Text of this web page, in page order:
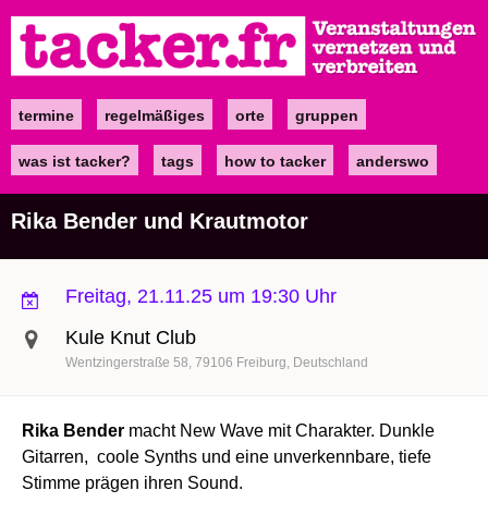
zum
Inhalt
Maintermine regelmäßiges orte gruppen
was ist tacker? tags how to tacker anderswo
Rika Bender und Krautmotor
Freitag, 21.11.25 um 19:30 Uhr
Kule Knut Club
Wentzingerstraße 58 79106 Freiburg Deutschland
Rika Bender macht New Wave mit Charakter. Dunkle
Gitarren, coole Synths und eine unverkennbare, tiefe
Stimme prägen ihren Sound.